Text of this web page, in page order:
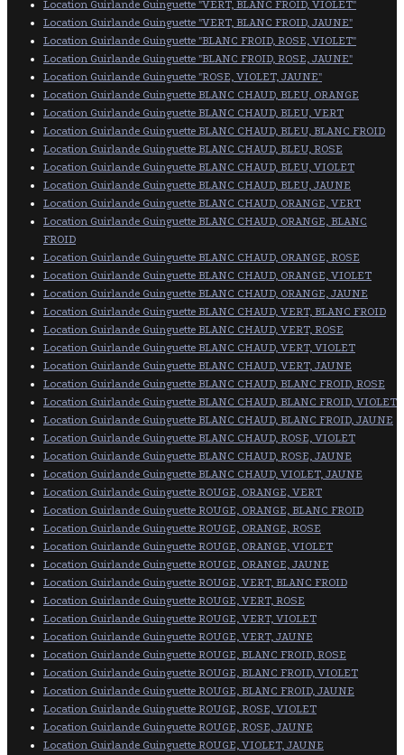
Location Guirlande Guinguette "VERT, BLANC FROID, VIOLET"
Location Guirlande Guinguette "VERT, BLANC FROID, JAUNE"
Location Guirlande Guinguette "BLANC FROID, ROSE, VIOLET"
Location Guirlande Guinguette "BLANC FROID, ROSE, JAUNE"
Location Guirlande Guinguette "ROSE, VIOLET, JAUNE"
Location Guirlande Guinguette BLANC CHAUD, BLEU, ORANGE
Location Guirlande Guinguette BLANC CHAUD, BLEU, VERT
Location Guirlande Guinguette BLANC CHAUD, BLEU, BLANC FROID
Location Guirlande Guinguette BLANC CHAUD, BLEU, ROSE
Location Guirlande Guinguette BLANC CHAUD, BLEU, VIOLET
Location Guirlande Guinguette BLANC CHAUD, BLEU, JAUNE
Location Guirlande Guinguette BLANC CHAUD, ORANGE, VERT
Location Guirlande Guinguette BLANC CHAUD, ORANGE, BLANC
FROID
Location Guirlande Guinguette BLANC CHAUD, ORANGE, ROSE
Location Guirlande Guinguette BLANC CHAUD, ORANGE, VIOLET
Location Guirlande Guinguette BLANC CHAUD, ORANGE, JAUNE
Location Guirlande Guinguette BLANC CHAUD, VERT, BLANC FROID
Location Guirlande Guinguette BLANC CHAUD, VERT, ROSE
Location Guirlande Guinguette BLANC CHAUD, VERT, VIOLET
Location Guirlande Guinguette BLANC CHAUD, VERT, JAUNE
Location Guirlande Guinguette BLANC CHAUD, BLANC FROID, ROSE
Location Guirlande Guinguette BLANC CHAUD, BLANC FROID, VIOLET
Location Guirlande Guinguette BLANC CHAUD, BLANC FROID, JAUNE
Location Guirlande Guinguette BLANC CHAUD, ROSE, VIOLET
Location Guirlande Guinguette BLANC CHAUD, ROSE, JAUNE
Location Guirlande Guinguette BLANC CHAUD, VIOLET, JAUNE
Location Guirlande Guinguette ROUGE, ORANGE, VERT
Location Guirlande Guinguette ROUGE, ORANGE, BLANC FROID
Location Guirlande Guinguette ROUGE, ORANGE, ROSE
Location Guirlande Guinguette ROUGE, ORANGE, VIOLET
Location Guirlande Guinguette ROUGE, ORANGE, JAUNE
Location Guirlande Guinguette ROUGE, VERT, BLANC FROID
Location Guirlande Guinguette ROUGE, VERT, ROSE
Location Guirlande Guinguette ROUGE, VERT, VIOLET
Location Guirlande Guinguette ROUGE, VERT, JAUNE
Location Guirlande Guinguette ROUGE, BLANC FROID, ROSE
Location Guirlande Guinguette ROUGE, BLANC FROID, VIOLET
Location Guirlande Guinguette ROUGE, BLANC FROID, JAUNE
Location Guirlande Guinguette ROUGE, ROSE, VIOLET
Location Guirlande Guinguette ROUGE, ROSE, JAUNE
Location Guirlande Guinguette ROUGE, VIOLET, JAUNE